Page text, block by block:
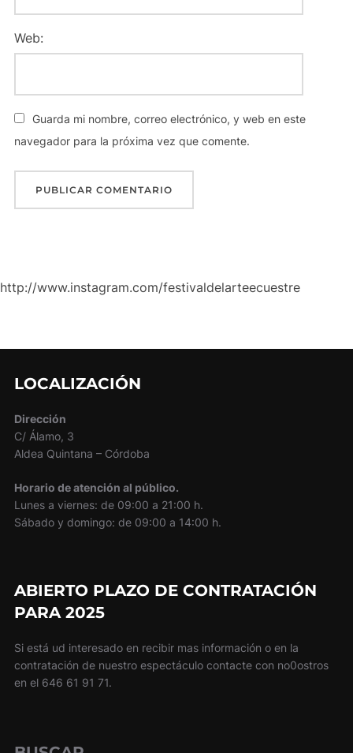
Web:
Guarda mi nombre, correo electrónico, y web en este
navegador para la próxima vez que comente.
http://www.instagram.com/festivaldelarteecuestre
LOCALIZACIÓN
Dirección
C/ Álamo, 3
Aldea Quintana – Córdoba
Horario de atención al público.
Lunes a viernes: de 09:00 a 21:00 h.
Sábado y domingo: de 09:00 a 14:00 h.
ABIERTO PLAZO DE CONTRATACIÓN
PARA 2025
Si está ud interesado en recibir mas información o en la
contratación de nuestro espectáculo contacte con no0ostros
en el 646 61 91 71.